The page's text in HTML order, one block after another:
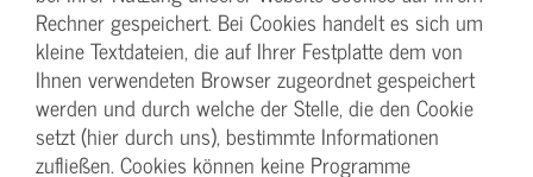
Rechner gespeichert. Bei Cookies handelt es sich um
kleine Textdateien, die auf Ihrer Festplatte dem von
Ihnen verwendeten Browser zugeordnet gespeichert
werden und durch welche der Stelle, die den Cookie
setzt (hier durch uns), bestimmte Informationen
zufließen. Cookies können keine Programme